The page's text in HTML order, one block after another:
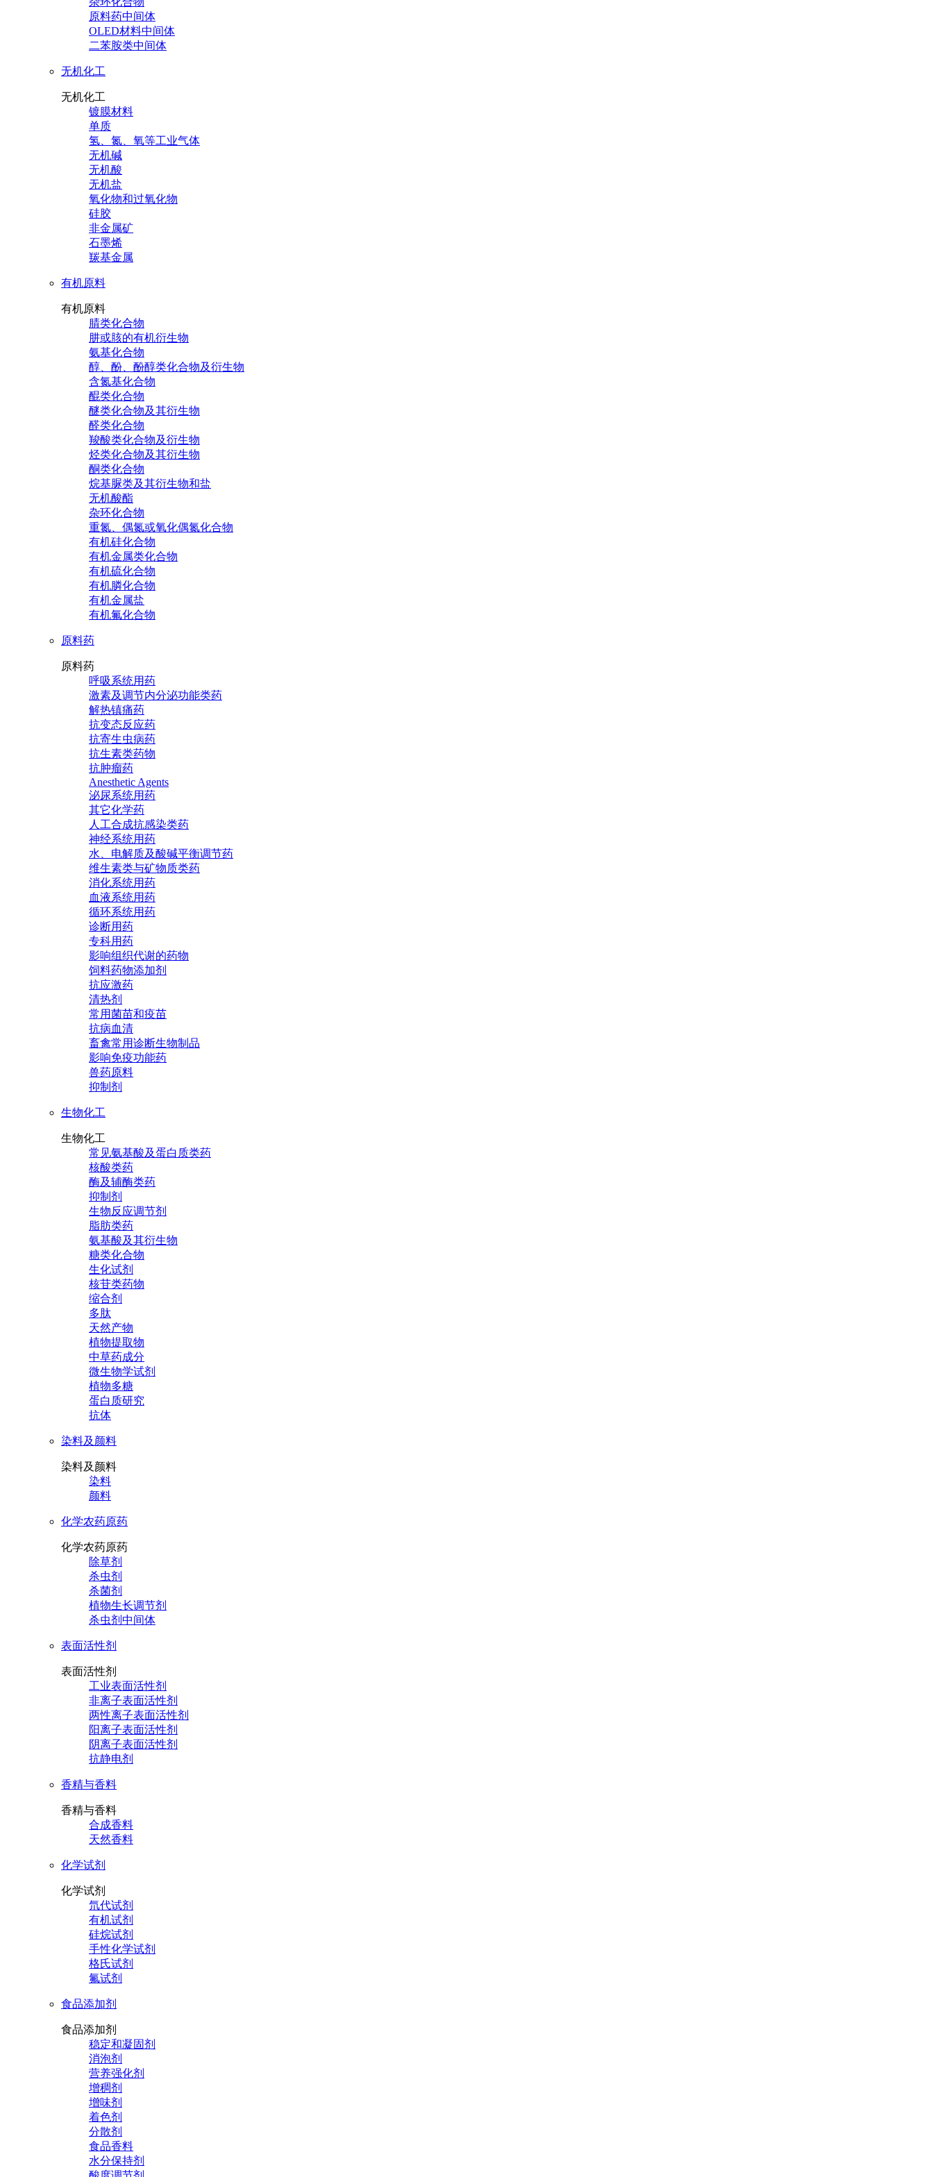
原料药中间体
OLED材料中间体
二苯胺类中间体
无机化工
无机化工
镀膜材料
单质
氢、氮、氧等工业气体
无机碱
无机酸
无机盐
氧化物和过氧化物
硅胶
非金属矿
石墨烯
羰基金属
有机原料
有机原料
腈类化合物
肼或胲的有机衍生物
氨基化合物
醇、酚、酚醇类化合物及衍生物
含氮基化合物
醌类化合物
醚类化合物及其衍生物
醛类化合物
羧酸类化合物及衍生物
烃类化合物及其衍生物
酮类化合物
烷基脲类及其衍生物和盐
无机酸酯
杂环化合物
重氮、偶氮或氧化偶氮化合物
有机硅化合物
有机金属类化合物
有机硫化合物
有机膦化合物
有机金属盐
有机氟化合物
原料药
原料药
呼吸系统用药
激素及调节内分泌功能类药
解热镇痛药
抗变态反应药
抗寄生虫病药
抗生素类药物
抗肿瘤药
Anesthetic Agents
泌尿系统用药
其它化学药
人工合成抗感染类药
神经系统用药
水、电解质及酸碱平衡调节药
维生素类与矿物质类药
消化系统用药
血液系统用药
循环系统用药
诊断用药
专科用药
影响组织代谢的药物
饲料药物添加剂
抗应激药
清热剂
常用菌苗和疫苗
抗病血清
畜禽常用诊断生物制品
影响免疫功能药
兽药原料
抑制剂
生物化工
生物化工
常见氨基酸及蛋白质类药
核酸类药
酶及辅酶类药
抑制剂
生物反应调节剂
脂肪类药
氨基酸及其衍生物
糖类化合物
生化试剂
核苷类药物
缩合剂
多肽
天然产物
植物提取物
中草药成分
微生物学试剂
植物多糖
蛋白质研究
抗体
染料及颜料
染料及颜料
染料
颜料
化学农药原药
化学农药原药
除草剂
杀虫剂
杀菌剂
植物生长调节剂
杀虫剂中间体
表面活性剂
表面活性剂
工业表面活性剂
非离子表面活性剂
两性离子表面活性剂
阳离子表面活性剂
阴离子表面活性剂
抗静电剂
香精与香料
香精与香料
合成香料
天然香料
化学试剂
化学试剂
氘代试剂
有机试剂
硅烷试剂
手性化学试剂
格氏试剂
氟试剂
食品添加剂
食品添加剂
稳定和凝固剂
消泡剂
营养强化剂
增稠剂
增味剂
着色剂
分散剂
食品香料
水分保持剂